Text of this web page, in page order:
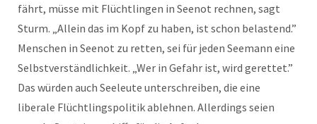
fährt, müsse mit Flüchtlingen in Seenot rechnen, sagt
Sturm. „Allein das im Kopf zu haben, ist schon belastend.”
Menschen in Seenot zu retten, sei für jeden Seemann eine
Selbstverständlichkeit. „Wer in Gefahr ist, wird gerettet.”
Das würden auch Seeleute unterschreiben, die eine
liberale Flüchtlingspolitik ablehnen. Allerdings seien